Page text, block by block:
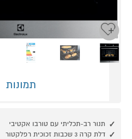
תמונות
תנור רב-תכליתי עם טורבו אקטיבי
דלת קרה 3 שכבות זכוכית רפלקטור